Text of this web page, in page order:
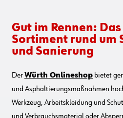
Gut im Rennen:
Sortiment rund um
und Sanierung
DerWürth Onlineshop bietet
und Asphaltierungsmaßnahmen
Werkzeug, Arbeitskleidung und